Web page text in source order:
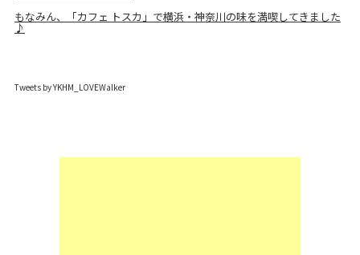
もなみん、「カフェ トスカ」で横浜・神奈川の味を満喫してきました
♪
Tweets by YKHM_LOVEWalker